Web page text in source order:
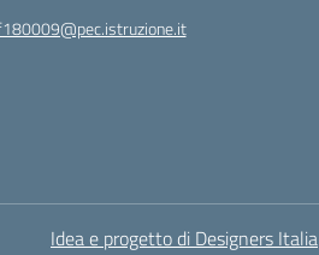
Idea e progetto di Designers Italia